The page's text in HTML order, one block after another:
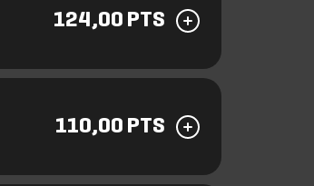
124,00 PTS
110,00 PTS